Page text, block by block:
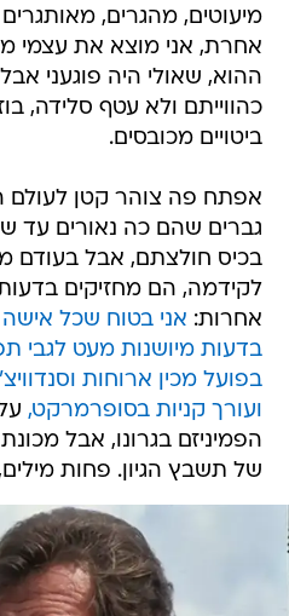
מיעוטים, מהגרים,
אחרת, אני מוצא את עצמי
ההוא, שאולי היה פוגעני
כהווייתם ולא עטף סלידה,
ביטויים מכובסים.
אפתח פה צוהר קטן לעולם
גברים שהם כה נאורים עד
בכיס חולצתם, אבל בעודם
לקידמה, הם מחזיקים
אחרות: אני בטוח שכל
בדעות מיושנות מעט לגבי
בפועל מכין ארוחות
ועורך קניות בסופרמרקט,
הפמיניזם בגרונו, אבל
של תשבץ הגיון. פחות